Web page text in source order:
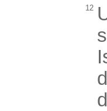
12